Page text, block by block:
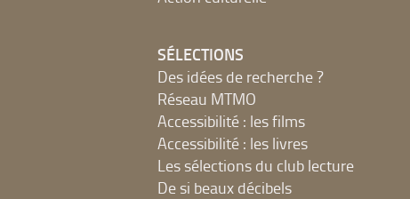
SÉLECTIONS
Des idées de recherche ?
Réseau MTMO
Accessibilité : les films
Accessibilité : les livres
Les sélections du club lecture
De si beaux décibels